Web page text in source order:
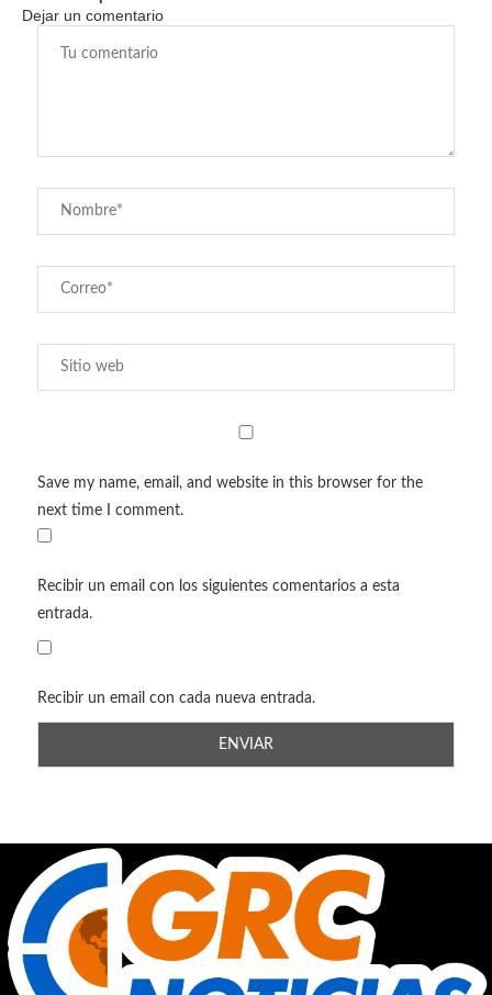
Dejar un comentario
Save my name, email, and website in this browser for the
next time I comment.
Recibir un email con los siguientes comentarios a esta
entrada.
Recibir un email con cada nueva entrada.